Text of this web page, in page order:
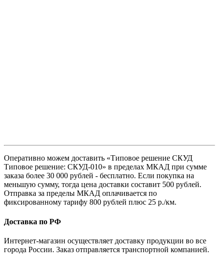
Оперативно можем доставить «Типовое решение СКУД
Типовое решение: СКУД-010» в пределах МКАД при сумме
заказа более 30 000 рублей - бесплатно. Если покупка на
меньшую сумму, тогда цена доставки составит 500 рублей.
Отправка за пределы МКАД оплачивается по
фиксированному тарифу 800 рублей плюс 25 р./км.
Доставка по РФ
Интернет-магазин осуществляет доставку продукции во все
города России. Заказ отправляется транспортной компанией.